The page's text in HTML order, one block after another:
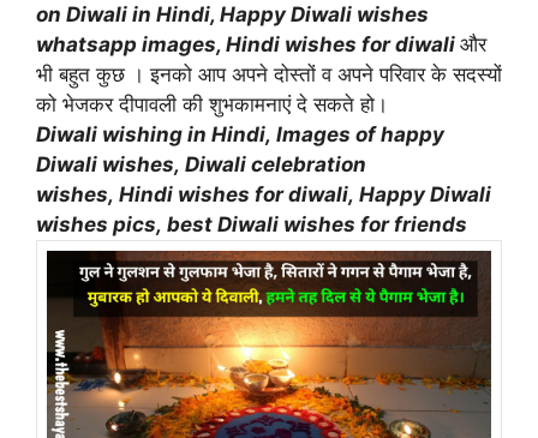
on Diwali in Hindi, Happy Diwali wishes
whatsapp images, Hindi wishes for diwali और
भी बहुत कुछ । इनको आप अपने दोस्तों व अपने परिवार के सदस्यों
को भेजकर दीपावली की शुभकामनाएं दे सकते हो।
Diwali wishing in Hindi, Images of happy
Diwali wishes, Diwali celebration
wishes, Hindi wishes for diwali, Happy Diwali
wishes pics, best Diwali wishes for friends